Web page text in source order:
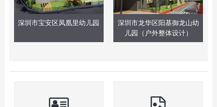
深圳市宝安区凤凰里幼儿园
深圳市龙华区阳基御龙山幼
儿园（户外整体设计）